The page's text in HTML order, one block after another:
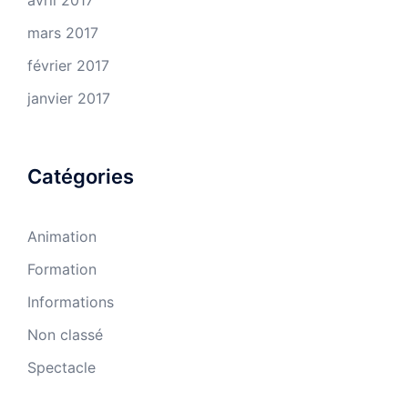
mars 2017
février 2017
janvier 2017
Catégories
Animation
Formation
Informations
Non classé
Spectacle